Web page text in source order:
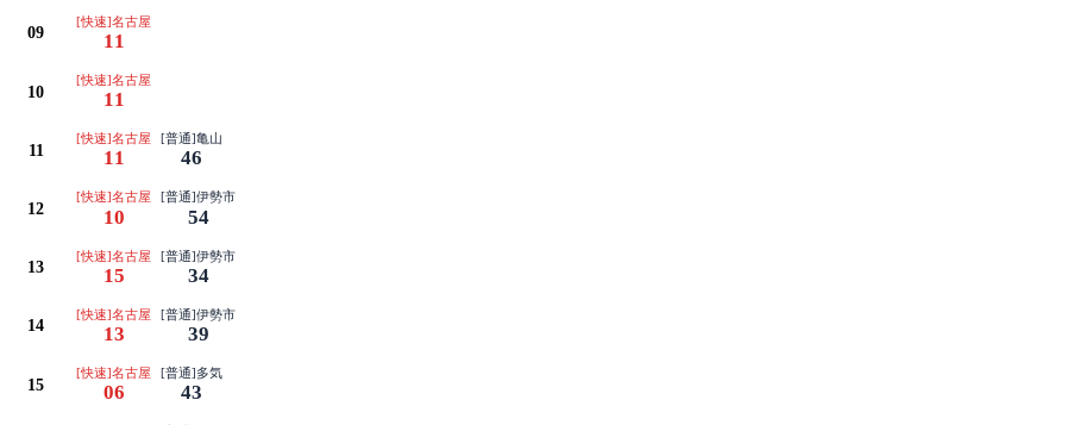
09
[快速]名古屋
11
10
[快速]名古屋
11
11
[快速]名古屋
11
[普通]亀山
46
12
[快速]名古屋
10
[普通]伊勢市
54
13
[快速]名古屋
15
[普通]伊勢市
34
14
[快速]名古屋
13
[普通]伊勢市
39
15
[快速]名古屋
06
[普通]多気
43